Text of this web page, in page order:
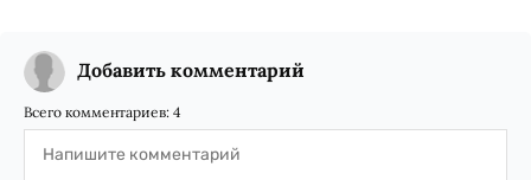
Добавить комментарий
Всего комментариев: 4